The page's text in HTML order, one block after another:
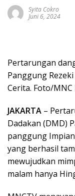
Syita Cokro
Juni 6, 2024
Pertarungan
Panggung
Cerita. Foto/MNC
JAKARTA –
Dadakan (DMD)
panggung
yang berhasil
mewujudkan
malam hanya